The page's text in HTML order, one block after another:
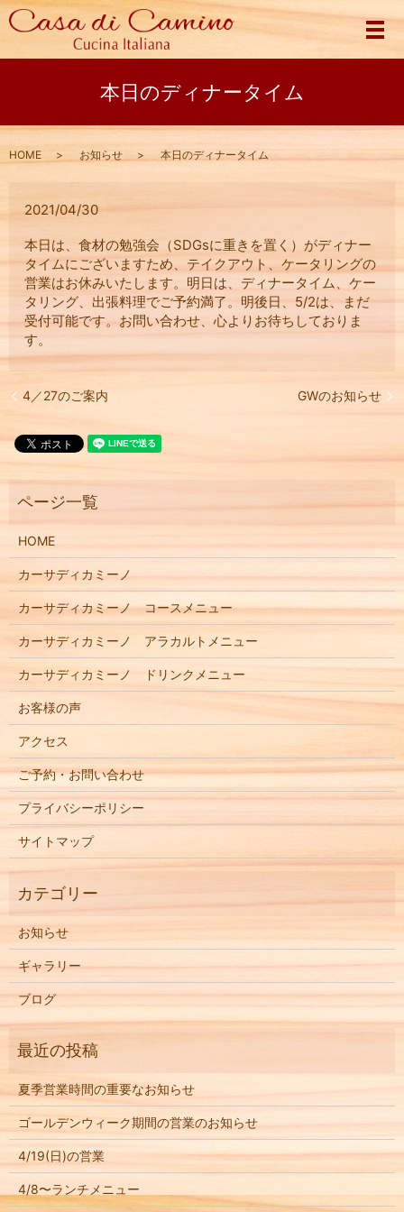
メ
本日のディナータイム
HOME お知らせ 本日のディナータイム
2021/04/30
本日は、食材の勉強会（SDGsに重きを置く）がディナー
タイムにございますため、テイクアウト、ケータリングの
営業はお休みいたします。明日は、ディナータイム、ケー
タリング、出張料理でご予約満了。明後日、5/2は、まだ
受付可能です。お問い合わせ、心よりお待ちしておりま
す。
4／27のご案内 GWのお知らせ
HOME
カーサディカミーノ
カーサディカミーノ コースメニュー
カーサディカミーノ アラカルトメニュー
カーサディカミーノ ドリンクメニュー
お客様の声
アクセス
ご予約・お問い合わせ
プライバシーポリシー
サイトマップ
お知らせ
ギャラリー
ブログ
夏季営業時間の重要なお知らせ
ゴールデンウィーク期間の営業のお知らせ
4/19(日)の営業
4/8〜ランチメニュー